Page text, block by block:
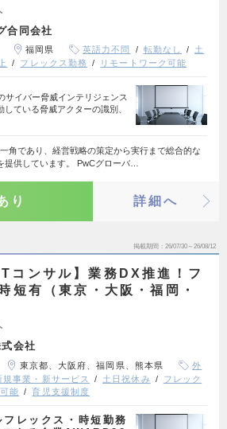
合同会社
福岡県 英語力不問 転勤なし
土
フレックス勤務 リモートワーク可能
サイバー脅威インテリジェンス
ている脅威アクターの識別、
角であり、経営戦略の策定から実行まで総合的な
提供しています。 PwCグローバ…
り 詳細へ
掲載期間 26/07/30～26/08/12
コンサル】業務DX推進！フ
短有（東京・大阪・福岡・
会社
東京都、大阪府、福岡県、熊本県
外
規事業・新サービス 土日祝休み
フレック
能 育児支援制度
フレックス・時短勤務